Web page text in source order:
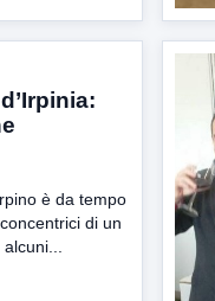
è da tempo
di un